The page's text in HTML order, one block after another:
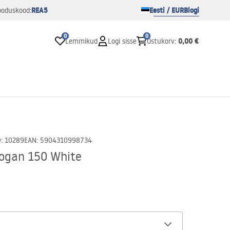
REA5 Eesti / EURBlogi
0
Lemmikud Logi sisse
0
Ostukorv: 0,00 €
: 10289EAN: 5904310998734
150 White